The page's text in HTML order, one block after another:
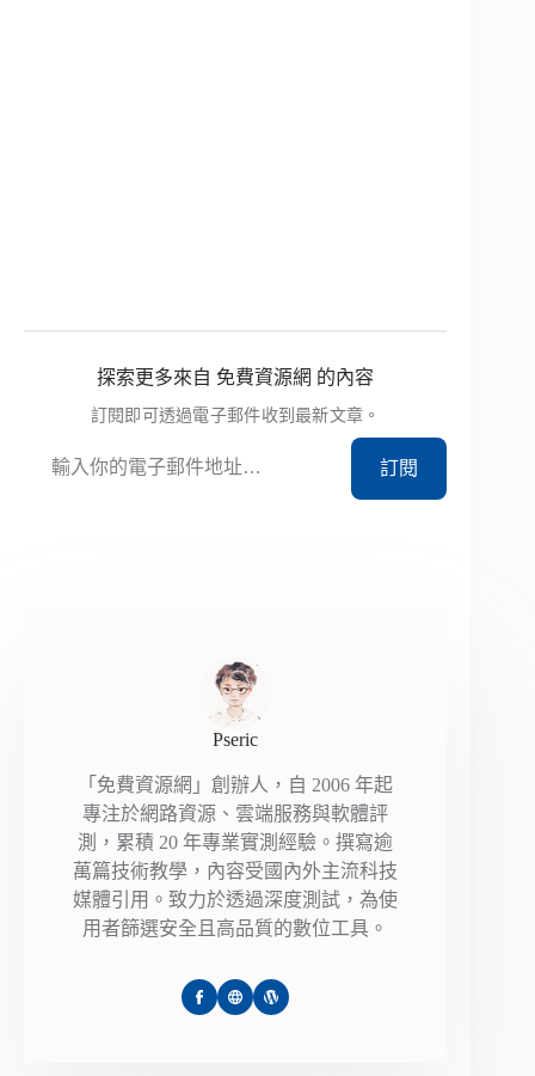
探索更多來自 免費資源網 的內容
訂閱即可透過電子郵件收到最新文章。
訂閱
Pseric
「免費資源網」創辦人，自 2006 年起
專注於網路資源、雲端服務與軟體評
測，累積 20 年專業實測經驗。撰寫逾
萬篇技術教學，內容受國內外主流科技
媒體引用。致力於透過深度測試，為使
用者篩選安全且高品質的數位工具。